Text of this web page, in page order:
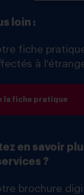
loin :
fiche
à
la fiche pratique
en savoir
?
brochure